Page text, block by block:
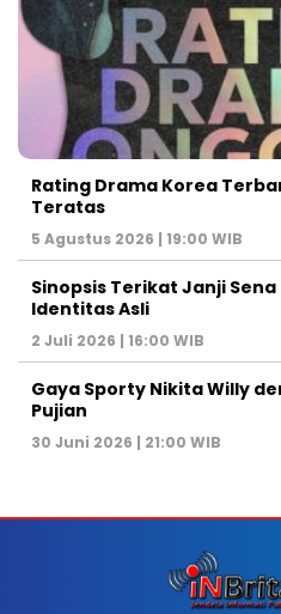
Rating Drama Korea
Teratas
5 Agustus 2026 | 19:00 WIB
Sinopsis Terikat Janji
Identitas Asli
2 Juli 2026 | 16:00 WIB
Gaya Sporty Nikita Willy
Pujian
30 Juni 2026 | 21:00 WIB